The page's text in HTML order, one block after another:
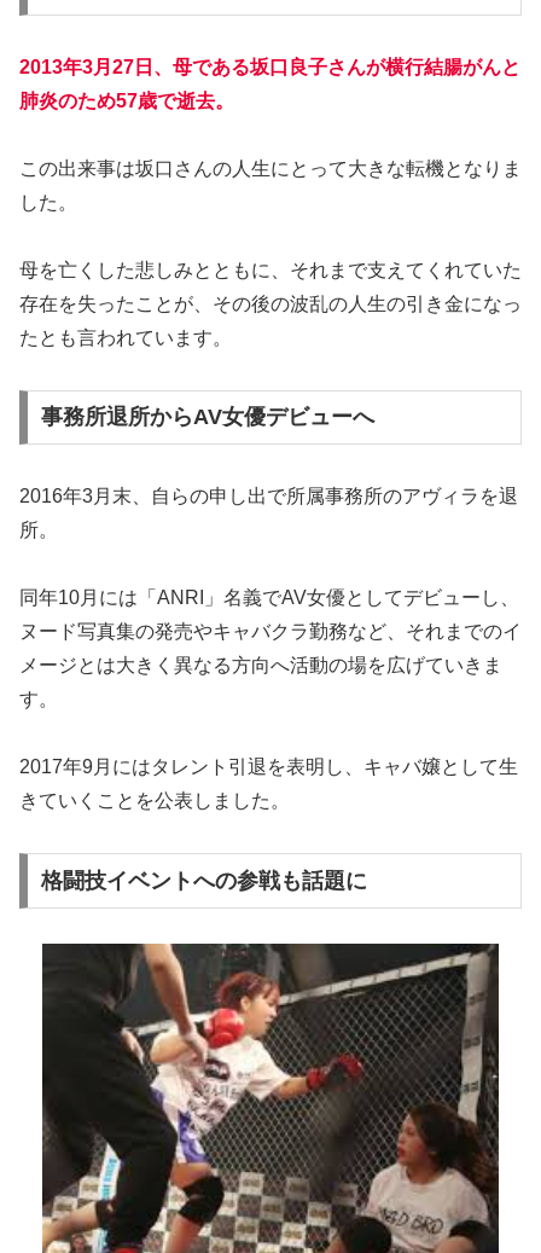
2013年3月27日、母である坂口良子さんが横行結腸がんと
肺炎のため57歳で逝去。
この出来事は坂口さんの人生にとって大きな転機となりま
した。
母を亡くした悲しみとともに、それまで支えてくれていた
存在を失ったことが、その後の波乱の人生の引き金になっ
たとも言われています。
事務所退所からAV女優デビューへ
2016年3月末、自らの申し出で所属事務所のアヴィラを退
所。
同年10月には「ANRI」名義でAV女優としてデビューし、
ヌード写真集の発売やキャバクラ勤務など、それまでのイ
メージとは大きく異なる方向へ活動の場を広げていきま
す。
2017年9月にはタレント引退を表明し、キャバ嬢として生
きていくことを公表しました。
格闘技イベントへの参戦も話題に